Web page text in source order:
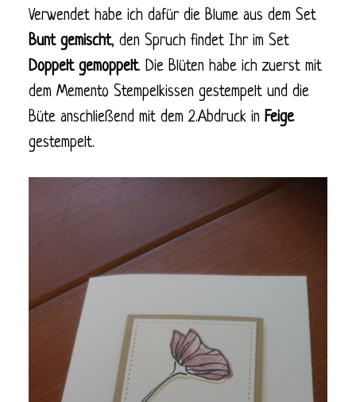
Verwendet habe ich dafür die Blume aus dem Set
Bunt gemischt, den Spruch findet Ihr im Set
Doppelt gemoppelt. Die Blüten habe ich zuerst mit
dem Memento Stempelkissen gestempelt und die
Büte anschließend mit dem 2.Abdruck in Feige
gestempelt.